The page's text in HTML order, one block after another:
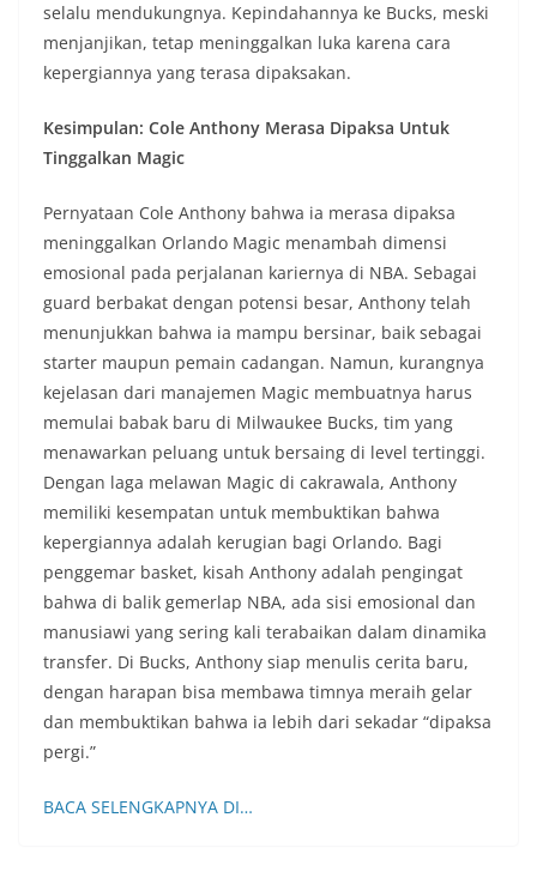
selalu mendukungnya. Kepindahannya ke Bucks, meski
menjanjikan, tetap meninggalkan luka karena cara
kepergiannya yang terasa dipaksakan.
Kesimpulan: Cole Anthony Merasa Dipaksa Untuk
Tinggalkan Magic
Pernyataan Cole Anthony bahwa ia merasa dipaksa
meninggalkan Orlando Magic menambah dimensi
emosional pada perjalanan kariernya di NBA. Sebagai
guard berbakat dengan potensi besar, Anthony telah
menunjukkan bahwa ia mampu bersinar, baik sebagai
starter maupun pemain cadangan. Namun, kurangnya
kejelasan dari manajemen Magic membuatnya harus
memulai babak baru di Milwaukee Bucks, tim yang
menawarkan peluang untuk bersaing di level tertinggi.
Dengan laga melawan Magic di cakrawala, Anthony
memiliki kesempatan untuk membuktikan bahwa
kepergiannya adalah kerugian bagi Orlando. Bagi
penggemar basket, kisah Anthony adalah pengingat
bahwa di balik gemerlap NBA, ada sisi emosional dan
manusiawi yang sering kali terabaikan dalam dinamika
transfer. Di Bucks, Anthony siap menulis cerita baru,
dengan harapan bisa membawa timnya meraih gelar
dan membuktikan bahwa ia lebih dari sekadar “dipaksa
pergi.”
BACA SELENGKAPNYA DI…